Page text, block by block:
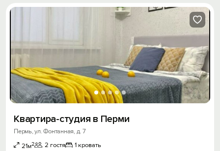
Квартира-студия в Перми
Пермь, ул. Фонтанная, д. 7
21м2 2 гостя 1 кровать